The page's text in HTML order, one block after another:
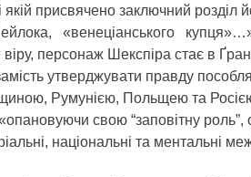
якій присвячено заключний розділ
«венеціанського
персонаж Шекспіра стає в
утверджувати правду
Румунією, Польщею та
свою “заповітну роль”,
національні та ментальні